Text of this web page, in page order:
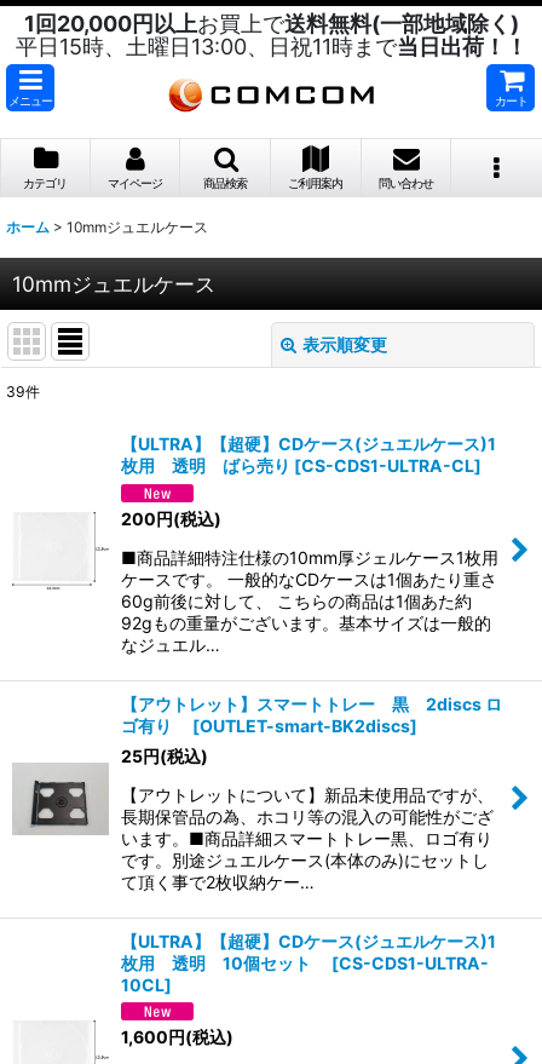
1回20,000円以上お買上で送料無料(一部地域除く)
平日15時、土曜日13:00、日祝11時まで当日出荷！！
メニュー カート
カテゴリ マイページ 商品検索 ご利用案内 問い合わせ
ホーム > 10mmジュエルケース
10mmジュエルケース
表示順変更
絞り込む
39件
【ULTRA】【超硬】CDケース(ジュエルケース)1
枚用 透明 ばら売り [CS-CDS1-ULTRA-CL]
200円(税込)
■商品詳細特注仕様の10mm厚ジェルケース1枚用
ケースです。 一般的なCDケースは1個あたり重さ
60g前後に対して、 こちらの商品は1個あた約
92gもの重量がございます。基本サイズは一般的
なジュエル…
【アウトレット】スマートトレー 黒 2discs ロ
ゴ有り
[OUTLET-smart-BK2discs]
25円(税込)
【アウトレットについて】新品未使用品ですが、
長期保管品の為、ホコリ等の混入の可能性がござ
います。■商品詳細スマートトレー黒、ロゴ有り
です。別途ジュエルケース(本体のみ)にセットし
て頂く事で2枚収納ケー…
【ULTRA】【超硬】CDケース(ジュエルケース)1
枚用 透明 10個セット
[CS-CDS1-ULTRA-
10CL]
1,600 円(税込)